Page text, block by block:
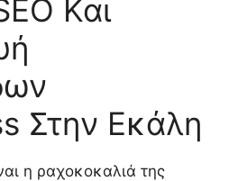
Και
Στην Εκάλη
η ραχοκοκαλιά της